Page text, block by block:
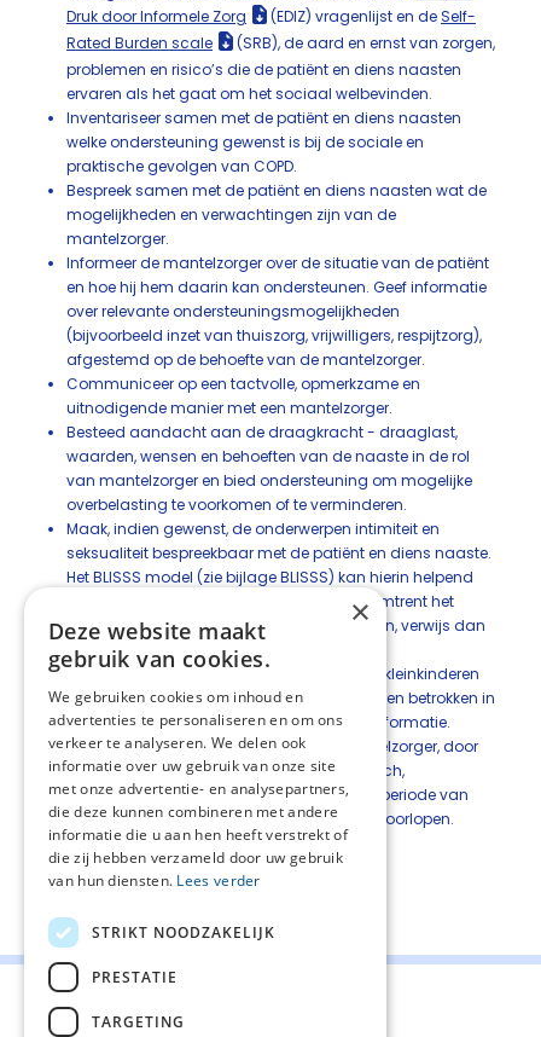
Druk door Informele Zorg
(EDIZ) vragenlijst en deSelf-
Rated Burden scale
(SRB), de aard en ernst van zorgen,
problemen en risico’s die de patiënt en diens naasten
ervaren als het gaat om het sociaal welbevinden.
Inventariseer samen met de patiënt en diens naasten
welke ondersteuning gewenst is bij de sociale en
praktische gevolgen van COPD.
Bespreek samen met de patiënt en diens naasten wat de
mogelijkheden en verwachtingen zijn van de
mantelzorger.
Informeer de mantelzorger over de situatie van de patiënt
en hoe hij hem daarin kan ondersteunen. Geef informatie
over relevante ondersteuningsmogelijkheden
(bijvoorbeeld inzet van thuiszorg, vrijwilligers, respijtzorg),
afgestemd op de behoefte van de mantelzorger.
Communiceer op een tactvolle, opmerkzame en
uitnodigende manier met een mantelzorger.
Besteed aandacht aan de draagkracht - draaglast,
waarden, wensen en behoeften van de naaste in de rol
van mantelzorger en bied ondersteuning om mogelijke
overbelasting te voorkomen of te verminderen.
Maak, indien gewenst, de onderwerpen intimiteit en
seksualiteit bespreekbaar met de patiënt en diens naaste.
Het BLISSS model (zie bijlage BLISSS) kan hierin helpend
zijn. Indien de zorgverlener barrières voelt omtrent het
bespreekbaar maken van deze onderwerpen, verwijs dan
naar een meer toegeruste collega.
Geef specifieke aandacht aan kinderen en kleinkinderen
van ernstig zieke patiënten. Zij moeten worden betrokken in
de opvang en hebben recht op duidelijke informatie.
Verleen nazorg aan de naaste en/of mantelzorger, door
na te gaan wat zij nodig hebben op praktisch,
psychosociaal en spiritueel gebied om de periode van
rouw en verliesverwerking goed te kunnen doorlopen.
Deel deze pagina:
×
Deze website maakt
gebruik van cookies.
We gebruiken cookies om inhoud en
advertenties te personaliseren en om ons
verkeer te analyseren. We delen ook
informatie over uw gebruik van onze site
met onze advertentie- en analysepartners,
die deze kunnen combineren met andere
informatie die u aan hen heeft verstrekt of
die zij hebben verzameld door uw gebruik
van hun diensten. Lees verder
STRIKT NOODZAKELIJK
PRESTATIE
TARGETING